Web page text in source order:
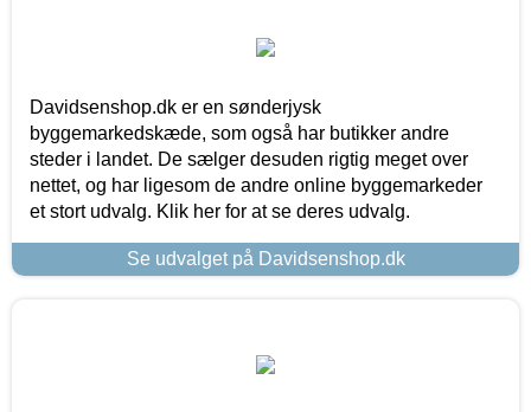
Davidsenshop.dk er en sønderjysk
byggemarkedskæde, som også har butikker andre
steder i landet. De sælger desuden rigtig meget over
nettet, og har ligesom de andre online byggemarkeder
et stort udvalg. Klik her for at se deres udvalg.
Se udvalget på Davidsenshop.dk